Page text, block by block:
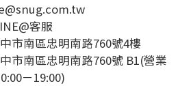
客服
市南區忠明南路760號4樓
市南區忠明南路760號 B1(營業
－19:00)